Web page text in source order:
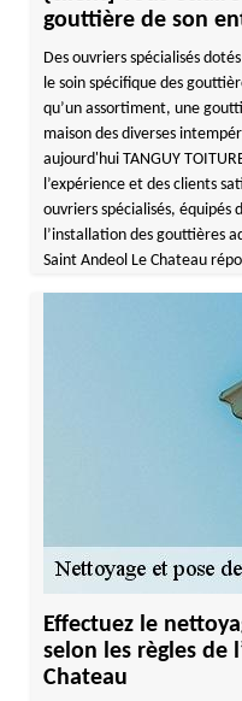
gouttière de son
Des ouvriers spécialisés
le soin spécifique des
qu’un assortiment, une
maison des diverses
aujourd'hui TANGUY
l’expérience et des clients
ouvriers spécialisés, équipés
l’installation des gouttières
Saint Andeol Le Chateau
Effectuez le
selon les règles de
Chateau